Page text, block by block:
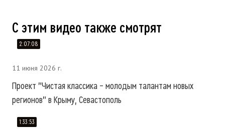
С этим видео также смотрят
2:07:08
11 июня 2026 г.
Проект "Чистая классика – молодым талантам новых
регионов" в Крыму, Севастополь
1:33:53